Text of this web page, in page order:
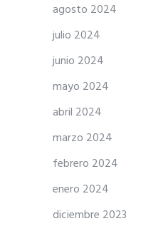
agosto 2024
julio 2024
junio 2024
mayo 2024
abril 2024
marzo 2024
febrero 2024
enero 2024
diciembre 2023